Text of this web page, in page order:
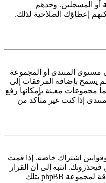
المسجلين. وحدهم
إعطاؤك الصلاحية لذلك.
مستوى المنتدى أو المجموعة
لم يسمح بإضافة المرفقات إلى
مجموعات معينة بإمكانها رفع
إذا كنت غير متأكد من
اشتراك خاصة. إذا قمت
انتبه إلى أن القرار
يعود إلى مدير المنتدى ولا علاقة لمجموعة phpBB بتلك